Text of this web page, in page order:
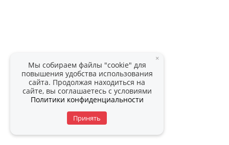
×
Мы собираем файлы "cookie" для
повышения удобства использования
сайта. Продолжая находиться на
сайте, вы соглашаетесь с условиями
Политики конфиденциальности
Принять